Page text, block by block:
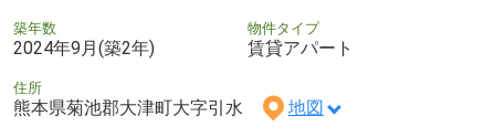
築年数
2024年9月(築2年)
物件タイプ
賃貸アパート
住所
熊本県菊池郡大津町大字引水 地図